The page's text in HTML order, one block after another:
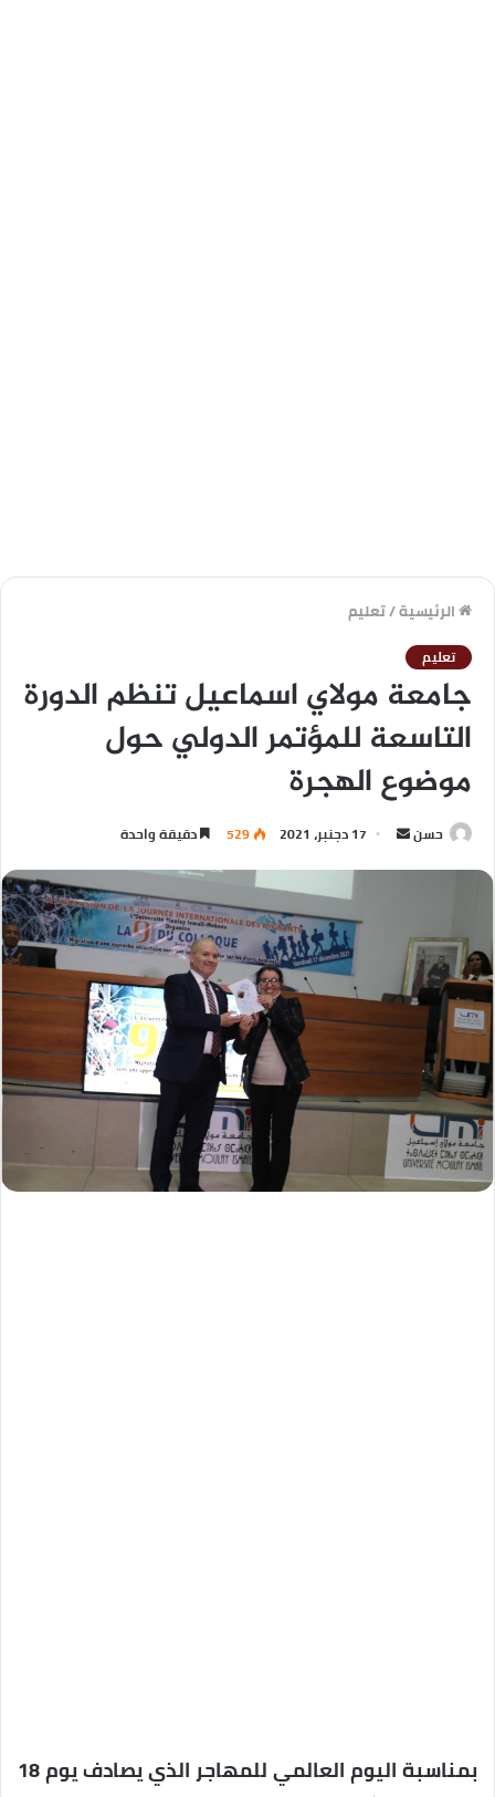
الرئيسية/تعليم
تعليم
جامعة مولاي اسماعيل تنظم الدورة
التاسعة للمؤتمر الدولي حول
موضوع الهجرة
حسن 17 دجنبر، 2021 529 دقيقة واحدة
بمناسبة اليوم العالمي للمهاجر الذي يصادف يوم 18